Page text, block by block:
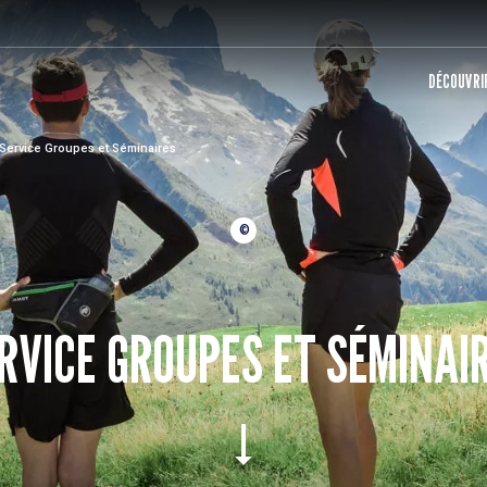
Service Groupes et Séminaires
GROUPES ET
©